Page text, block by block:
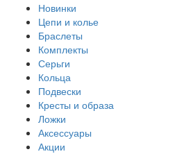
Новинки
Цепи и колье
Браслеты
Комплекты
Серьги
Кольца
Подвески
Кресты и образа
Ложки
Аксессуары
Акции